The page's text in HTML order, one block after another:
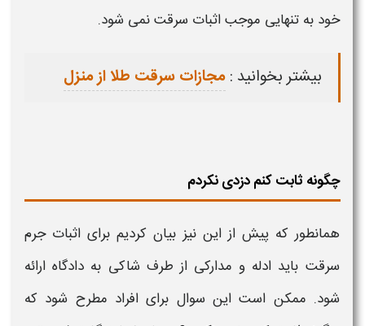
خود به تنهایی موجباثبات سرقتنمی شود.
بیشتر بخوانید :مجازات سرقت طلا از منزل
چگونه ثابت کنم دزدی نکردم
همانطور که پیش از این نیز بیان کردیم برای اثبات جرم
سرقت باید ادله و مدارکی از طرف شاکی به دادگاه ارائه
شود. ممکن است این سوال برای افراد مطرح شود که